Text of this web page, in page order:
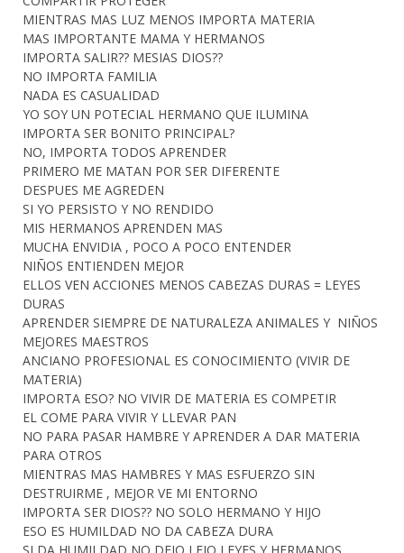
MIENTRAS MAS LUZ MENOS IMPORTA MATERIA
MAS IMPORTANTE MAMA Y HERMANOS
IMPORTA SALIR?? MESIAS DIOS??
NO IMPORTA FAMILIA
NADA ES CASUALIDAD
YO SOY UN POTECIAL HERMANO QUE ILUMINA
IMPORTA SER BONITO PRINCIPAL?
NO, IMPORTA TODOS APRENDER
PRIMERO ME MATAN POR SER DIFERENTE
DESPUES ME AGREDEN
SI YO PERSISTO Y NO RENDIDO
MIS HERMANOS APRENDEN MAS
MUCHA ENVIDIA , POCO A POCO ENTENDER
NIÑOS ENTIENDEN MEJOR
ELLOS VEN ACCIONES MENOS CABEZAS DURAS = LEYES
DURAS
APRENDER SIEMPRE DE NATURALEZA ANIMALES Y NIÑOS
MEJORES MAESTROS
ANCIANO PROFESIONAL ES CONOCIMIENTO (VIVIR DE
MATERIA)
IMPORTA ESO? NO VIVIR DE MATERIA ES COMPETIR
EL COME PARA VIVIR Y LLEVAR PAN
NO PARA PASAR HAMBRE Y APRENDER A DAR MATERIA
PARA OTROS
MIENTRAS MAS HAMBRES Y MAS ESFUERZO SIN
DESTRUIRME , MEJOR VE MI ENTORNO
IMPORTA SER DIOS?? NO SOLO HERMANO Y HIJO
ESO ES HUMILDAD NO DA CABEZA DURA
SI DA HUMILDAD NO DEJO LEJO LEYES Y HERMANOS